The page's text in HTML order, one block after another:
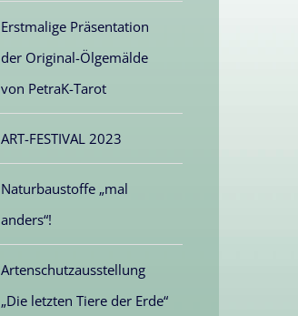
Erstmalige Präsentation
der Original-Ölgemälde
von PetraK-Tarot
ART-FESTIVAL 2023
Naturbaustoffe „mal
anders“!
Artenschutzausstellung
„Die letzten Tiere der Erde“